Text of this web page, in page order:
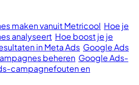
maken vanuit Metricool Hoe je
analyseert Hoe boost je je
in Meta Ads Google Ads
beheren Google Ads-
campagnefouten en